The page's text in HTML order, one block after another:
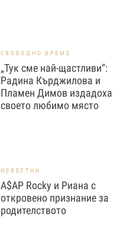
СВОБОДНО ВРЕМЕ
„Тук сме най-щастливи“:
Радина Кърджилова и
Пламен Димов издадоха
своето любимо място
ИЗВЕСТНИ
A$AP Rocky и Риана с
откровено признание за
родителството